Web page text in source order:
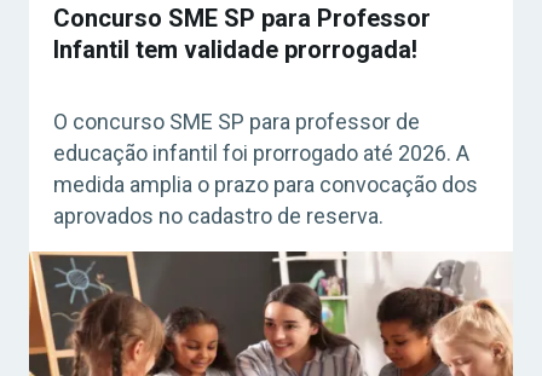
Concurso SME SP para Professor
Infantil tem validade prorrogada!
O concurso SME SP para professor de
educação infantil foi prorrogado até 2026. A
medida amplia o prazo para convocação dos
aprovados no cadastro de reserva.